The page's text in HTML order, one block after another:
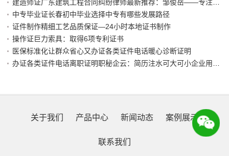
中专毕业证长春初中毕业选择中专有哪些发展路径
证件制作精细工艺品质保证—24小时本地证书制作
操作证巨力索具：取得6项专利证书
医保标准化让群众省心又办证各类证件电话暖心诊断证明
关于我们 产品中心 新闻动态 案例展示
联系我们